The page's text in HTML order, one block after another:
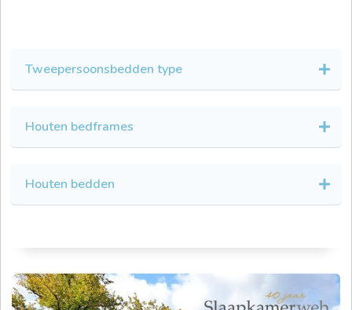
Tweepersoonsbedden type
Houten bedframes
Houten bedden